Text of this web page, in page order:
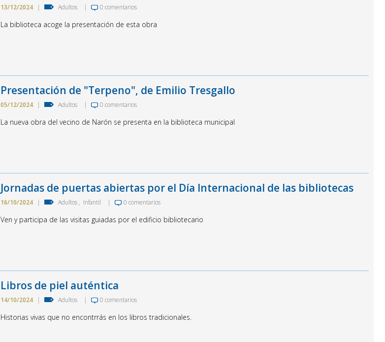
13/12/2024 | Adultos | 0 comentarios
La biblioteca acoge la presentación de esta obra
Presentación de "Terpeno", de Emilio Tresgallo
05/12/2024 | Adultos | 0 comentarios
La nueva obra del vecino de Narón se presenta en la biblioteca municipal
Jornadas de puertas abiertas por el Día Internacional de las bibliotecas
16/10/2024 | Adultos , Infantil | 0 comentarios
Ven y participa de las visitas guiadas por el edificio bibliotecario
Libros de piel auténtica
14/10/2024 | Adultos | 0 comentarios
Historias vivas que no encontrrás en los libros tradicionales.